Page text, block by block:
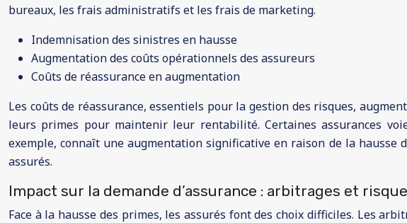
bureaux, les frais administratifs et les frais de marketing.
Indemnisation des sinistres en hausse
Augmentation des coûts opérationnels des assureurs
Coûts de réassurance en augmentation
Les coûts de réassurance, essentiels pour la gestion des risques,
leurs primes pour maintenir leur rentabilité. Certaines assurances
exemple, connaît une augmentation significative en raison de la hausse
assurés.
Impact sur la demande d’assurance : arbitrages et
Face à la hausse des primes, les assurés font des choix difficiles. Les